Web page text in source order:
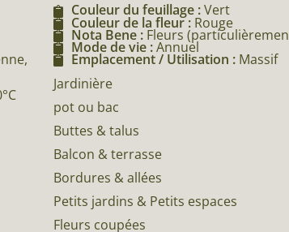
Couleur du feuillage :Vert
Couleur de la fleur : Rouge
Nota Bene : Fleurs
Mode de vie :Annuel
Emplacement / Utilisation : Massif
Jardinière
pot ou bac
Buttes & talus
Balcon & terrasse
Bordures & allées
Petits jardins & Petits espaces
Fleurs coupées